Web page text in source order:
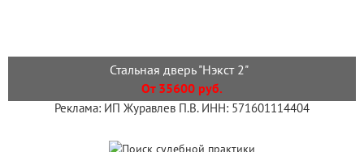
Стальная дверь "Нэкст 2"
От 35600 руб.
Реклама: ИП Журавлев П.В. ИНН: 571601114404